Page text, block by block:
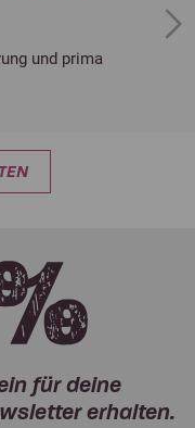
und prima
Next
für deine
erhalten.